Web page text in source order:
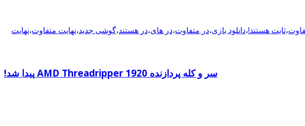
،ثابت هستند!،دانلود بازی،در متفاوت،در های،در هستند،گوشی جدید،نهایت متفاوت،نهایت
سر و کله پردازنده AMD Threadripper 1920 پیدا شد!